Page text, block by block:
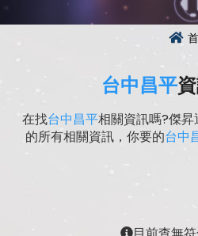
台中昌平
在找台中昌平相關資訊嗎?傑
的所有相關資訊，你要的台中